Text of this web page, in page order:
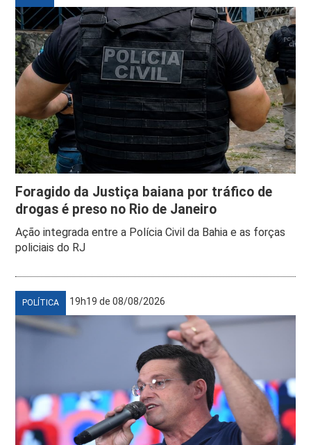
Foragido da Justiça baiana por tráfico de
drogas é preso no Rio de Janeiro
Ação integrada entre a Polícia Civil da Bahia e as forças
policiais do RJ
POLÍTICA 19h19 de 08/08/2026